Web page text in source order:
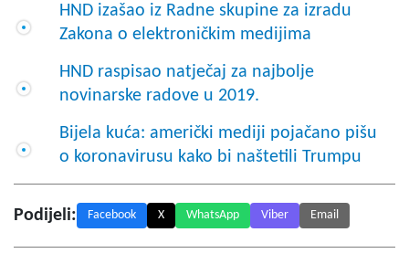
HND izašao iz Radne skupine za izradu
Zakona o elektroničkim medijima
HND raspisao natječaj za najbolje
novinarske radove u 2019.
Bijela kuća: američki mediji pojačano pišu
o koronavirusu kako bi naštetili Trumpu
Podijeli: Facebook X WhatsApp Viber Email